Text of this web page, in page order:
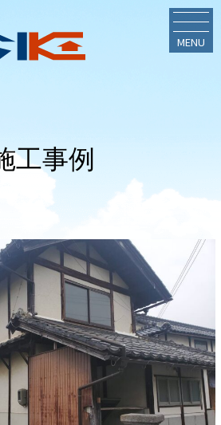
MENU
工事例